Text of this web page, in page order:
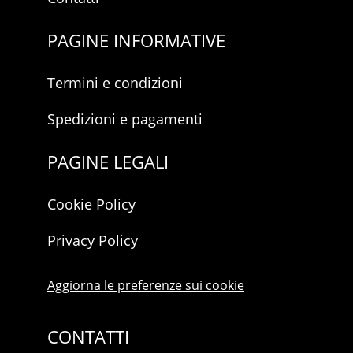
PAGINE INFORMATIVE
Termini e condizioni
Spedizioni e pagamenti
PAGINE LEGALI
Cookie Policy
Privacy Policy
Aggiorna le preferenze sui cookie
CONTATTI